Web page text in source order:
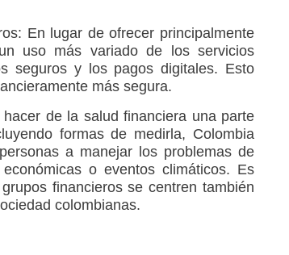
En lugar de ofrecer principalmente
uso más variado de los servicios
seguros y los pagos digitales. Esto
más segura.
de la salud financiera una parte
formas de medirla, Colombia
a manejar los problemas de
o eventos climáticos. Es
financieros se centren también
colombianas.